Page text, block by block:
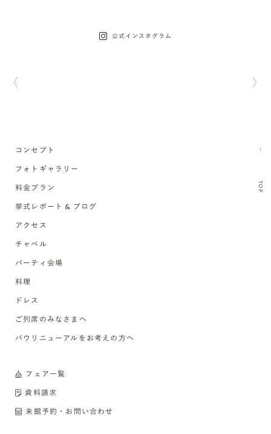
公式インスタグラム
TOP
コンセプト
フォトギャラリー
料金プラン
挙式レポート & ブログ
アクセス
チャペル
パーティ会場
料理
ドレス
ご列席のみなさまへ
バウリニューアルをお考えの方へ
フェア一覧
資料請求
来館予約・お問い合わせ